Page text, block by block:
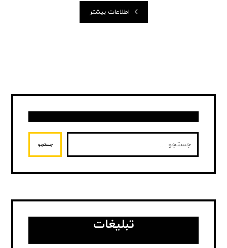
اطلاعات بیشتر
جستجو
تبلیغات